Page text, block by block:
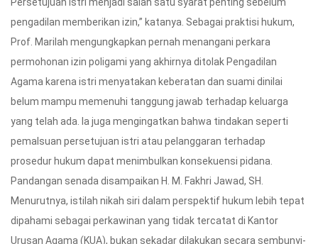
pengadilan memberikan izin,” katanya. Sebagai praktisi hukum,
Prof. Marilah mengungkapkan pernah menangani perkara
permohonan izin poligami yang akhirnya ditolak Pengadilan
Agama karena istri menyatakan keberatan dan suami dinilai
belum mampu memenuhi tanggung jawab terhadap keluarga
yang telah ada. Ia juga mengingatkan bahwa tindakan seperti
pemalsuan persetujuan istri atau pelanggaran terhadap
prosedur hukum dapat menimbulkan konsekuensi pidana.
Pandangan senada disampaikan H. M. Fakhri Jawad, SH.
Menurutnya, istilah nikah siri dalam perspektif hukum lebih tepat
dipahami sebagai perkawinan yang tidak tercatat di Kantor
Urusan Agama (KUA), bukan sekadar dilakukan secara sembunyi-